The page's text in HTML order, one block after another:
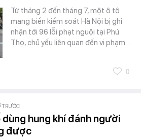
Từ tháng 2 đến tháng 7, một ô tô
mang biển kiểm soát Hà Nội bị ghi
nhận tới 96 lỗi phạt nguội tại Phú
Thọ, chủ yếu liên quan đến vi phạm…
0
TRƯỚC
hung khí đánh người
được